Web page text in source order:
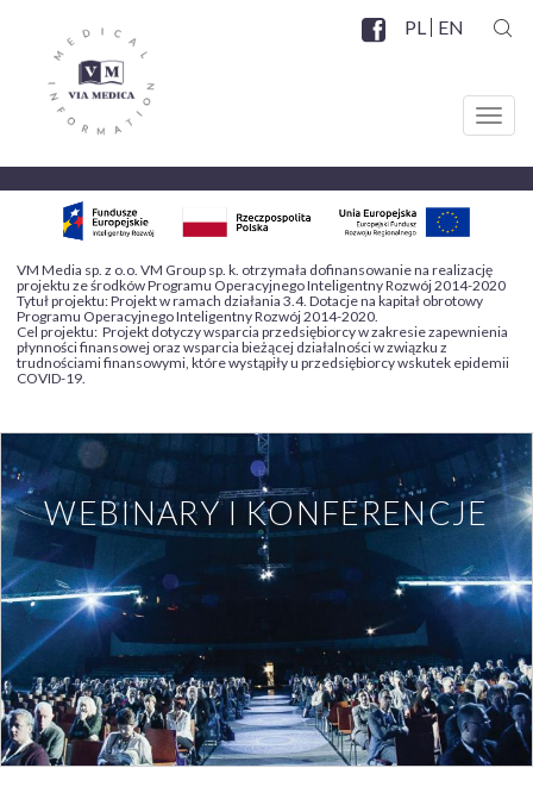
PL EN
VM Media sp. z o.o. VM Group sp. k. otrzymała dofinansowanie na realizację
projektu ze środków Programu Operacyjnego Inteligentny Rozwój 2014-2020
Tytuł projektu: Projekt w ramach działania 3.4. Dotacje na kapitał obrotowy
Programu Operacyjnego Inteligentny Rozwój 2014-2020.
Cel projektu: Projekt dotyczy wsparcia przedsiębiorcy w zakresie zapewnienia
płynności finansowej oraz wsparcia bieżącej działalności w związku z
trudnościami finansowymi, które wystąpiły u przedsiębiorcy wskutek epidemii
COVID-19.
WEBINARY I KONFERENCJE